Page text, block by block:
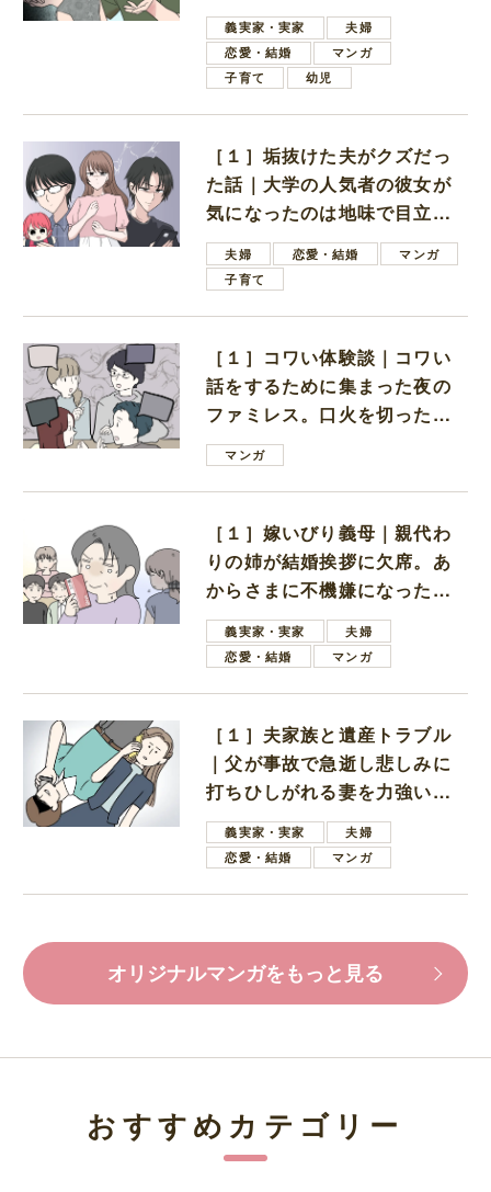
しいと言ってきた
義実家・実家
夫婦
恋愛・結婚
マンガ
子育て
幼児
［１］垢抜けた夫がクズだっ
た話｜大学の人気者の彼女が
気になったのは地味で目立た
ない男子学生
夫婦 恋愛・結婚
マンガ
子育て
［１］コワい体験談｜コワい
話をするために集まった夜の
ファミレス。口火を切ったの
は電車好きの男の子ママ
マンガ
［１］嫁いびり義母｜親代わ
りの姉が結婚挨拶に欠席。あ
からさまに不機嫌になった義
母義実家・実家
夫婦
恋愛・結婚
マンガ
［１］夫家族と遺産トラブル
｜父が事故で急逝し悲しみに
打ちひしがれる妻を力強い言
葉で励ます夫
義実家・実家
夫婦
恋愛・結婚
マンガ
オリジナルマンガをもっと見る
おすすめカテゴリー